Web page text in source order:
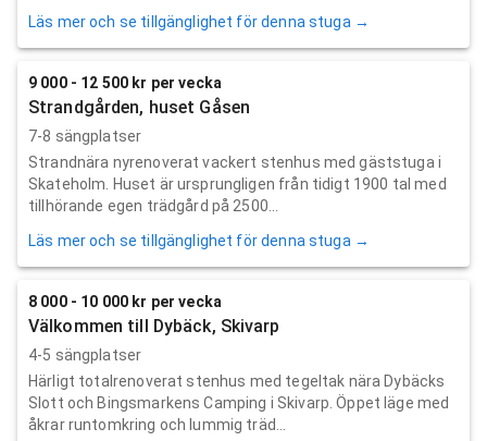
Läs mer och se tillgänglighet för denna stuga →
9 000 - 12 500 kr per vecka
Strandgården, huset Gåsen
7-8 sängplatser
Strandnära nyrenoverat vackert stenhus med gäststuga i
Skateholm. Huset är ursprungligen från tidigt 1900 tal med
tillhörande egen trädgård på 2500...
Läs mer och se tillgänglighet för denna stuga →
8 000 - 10 000 kr per vecka
Välkommen till Dybäck, Skivarp
4-5 sängplatser
Härligt totalrenoverat stenhus med tegeltak nära Dybäcks
Slott och Bingsmarkens Camping i Skivarp. Öppet läge med
åkrar runtomkring och lummig träd...